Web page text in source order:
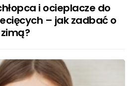
i ocieplacze do
– jak zadbać o